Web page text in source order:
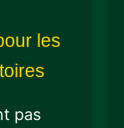
les
pas